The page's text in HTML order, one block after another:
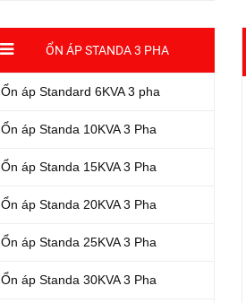
ỔN ÁP STANDA 3 PHA
Ổn áp Standard 6KVA 3 pha
Ổn áp Standa 10KVA 3 Pha
Ổn áp Standa 15KVA 3 Pha
Ổn áp Standa 20KVA 3 Pha
Ổn áp Standa 25KVA 3 Pha
Ổn áp Standa 30KVA 3 Pha